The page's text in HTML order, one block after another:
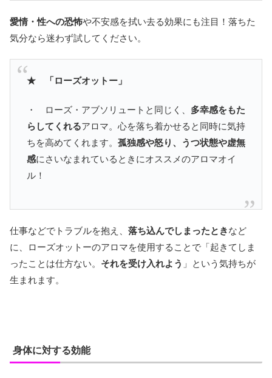
愛情・性への恐怖や不安感を拭い去る効果にも注目！落ちた
気分なら迷わず試してください。
★ 「ローズオットー」
・ ローズ・アブソリュートと同じく、 多幸感をもた
らしてくれるアロマ。心を落ち着かせると同時に気持
ちを高めてくれます。 孤独感や怒り、うつ状態や虚無
感にさいなまれているときにオススメのアロマオイ
ル！
仕事などでトラブルを抱え、 落ち込んでしまったときなど
に、ローズオットーのアロマを使用することで「起きてしま
ったことは仕方ない。 それを受け入れよう 」という気持ちが
生まれます。
身体に対する効能